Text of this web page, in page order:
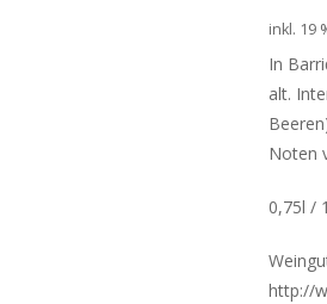
inkl. 19
In
alt.
Noten
0,75l /
http://